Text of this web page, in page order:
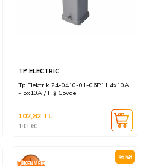
TP ELECTRIC
Tp Elektrik 24-0410-01-06P11 4x10A
- 5x10A / Fiş Gövde
183,60TL
102,82 TL
%58